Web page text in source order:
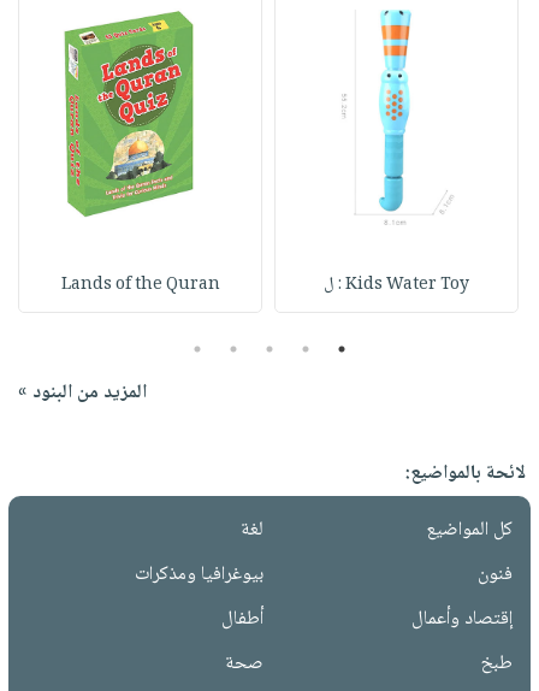
Kids Water Toy : ل Lands of the Quran
1
2
3
4
5
المزيد من البنود »
لائحة بالمواضيع:
كل المواضيع
لغة
فنون
بيوغرافيا ومذكرات
إقتصاد وأعمال
أطفال
طبخ
صحة